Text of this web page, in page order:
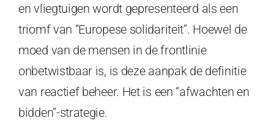
en vliegtuigen wordt gepresenteerd als een
triomf van “Europese solidariteit”. Hoewel de
moed van de mensen in de frontlinie
onbetwistbaar is, is deze aanpak de definitie
van reactief beheer. Het is een “afwachten en
bidden”-strategie.